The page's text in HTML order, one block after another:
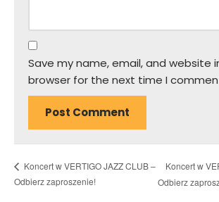
Save my name, email, and website
browser for the next time I
Koncert w VERTIGO JAZZ CLUB –
Odbierz zaproszenie!
Koncert w
Odbierz